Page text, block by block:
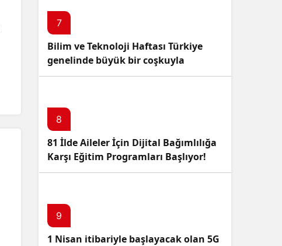
7
Bilim ve Teknoloji Haftası Türkiye
genelinde büyük bir coşkuyla
kutlandı: İşte Etkinlikler ve
8
81 İlde Aileler İçin Dijital Bağımlılığa
Karşı Eğitim Programları Başlıyor!
9
1 Nisan itibariyle başlayacak olan 5G